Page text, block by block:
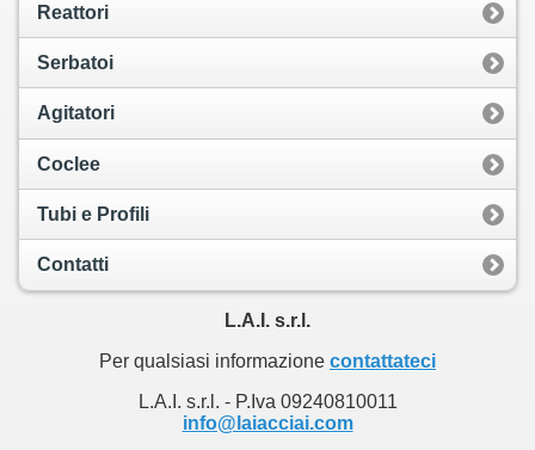
Reattori
Serbatoi
Agitatori
Coclee
Tubi e Profili
Contatti
L.A.I. s.r.l.
Per qualsiasi informazione contattateci
L.A.I. s.r.l. - P.Iva 09240810011
info@laiacciai.com